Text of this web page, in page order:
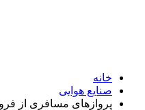
خانه
صنایع هوایی
پروازهای مسافری از